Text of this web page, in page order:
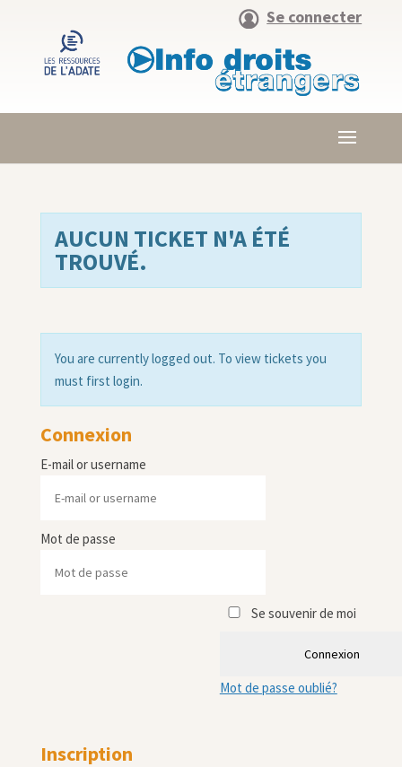
Se connecter
AUCUN TICKET N'A ÉTÉ
TROUVÉ.
You are currently logged out. To view tickets you
must first login.
Connexion
E-mail or username
Mot de passe
Se souvenir de moi
Connexion
Mot de passe oublié?
Inscription